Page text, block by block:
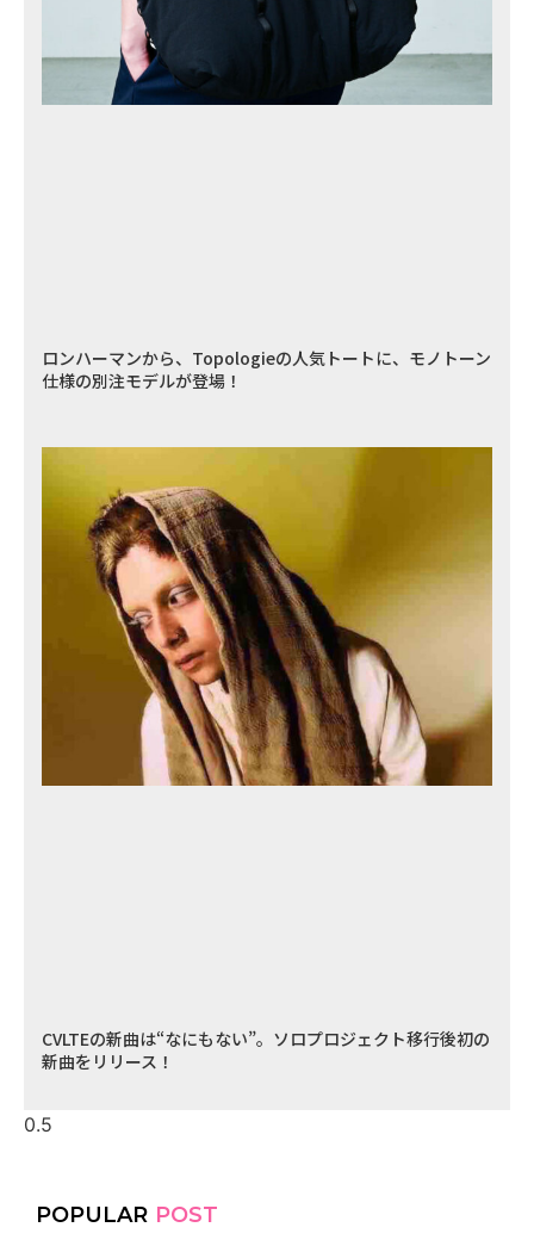
ロンハーマンから、Topologieの人気トートに、モノトーン
仕様の別注モデルが登場！
CVLTEの新曲は“なにもない”。ソロプロジェクト移行後初の
新曲をリリース！
POPULAR POST